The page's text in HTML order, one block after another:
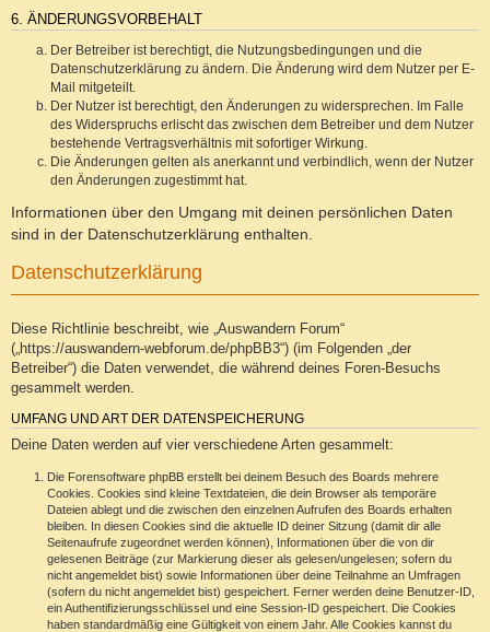
6. ÄNDERUNGSVORBEHALT
Der Betreiber ist berechtigt, die Nutzungsbedingungen und die
Datenschutzerklärung zu ändern. Die Änderung wird dem Nutzer per E-
Mail mitgeteilt.
Der Nutzer ist berechtigt, den Änderungen zu widersprechen. Im Falle
des Widerspruchs erlischt das zwischen dem Betreiber und dem Nutzer
bestehende Vertragsverhältnis mit sofortiger Wirkung.
Die Änderungen gelten als anerkannt und verbindlich, wenn der Nutzer
den Änderungen zugestimmt hat.
Informationen über den Umgang mit deinen persönlichen Daten
sind in der Datenschutzerklärung enthalten.
Datenschutzerklärung
Diese Richtlinie beschreibt, wie „Auswandern Forum“
(„https://auswandern-webforum.de/phpBB3“) (im Folgenden „der
Betreiber“) die Daten verwendet, die während deines Foren-Besuchs
gesammelt werden.
UMFANG UND ART DER DATENSPEICHERUNG
Deine Daten werden auf vier verschiedene Arten gesammelt:
Die Forensoftware phpBB erstellt bei deinem Besuch des Boards mehrere
Cookies. Cookies sind kleine Textdateien, die dein Browser als temporäre
Dateien ablegt und die zwischen den einzelnen Aufrufen des Boards erhalten
bleiben. In diesen Cookies sind die aktuelle ID deiner Sitzung (damit dir alle
Seitenaufrufe zugeordnet werden können), Informationen über die von dir
gelesenen Beiträge (zur Markierung dieser als gelesen/ungelesen; sofern du
nicht angemeldet bist) sowie Informationen über deine Teilnahme an Umfragen
(sofern du nicht angemeldet bist) gespeichert. Ferner werden deine Benutzer-ID,
ein Authentifizierungsschlüssel und eine Session-ID gespeichert. Die Cookies
haben standardmäßig eine Gültigkeit von einem Jahr. Alle Cookies kannst du